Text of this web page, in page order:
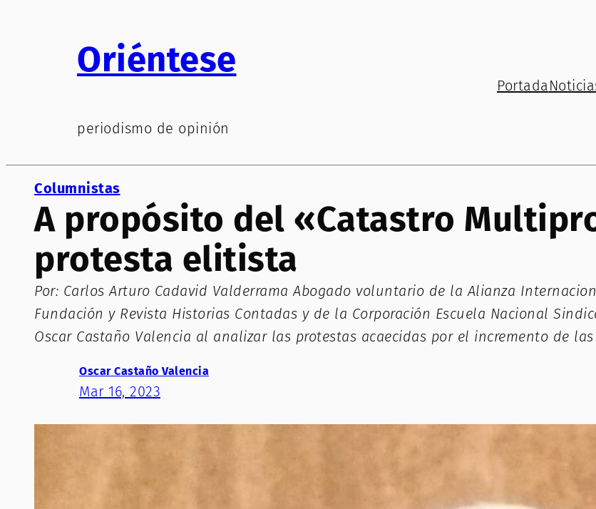
Oriéntese
periodismo de opinión
Portada
Columnistas
A propósito del «Catastro
protesta elitista
Por: Carlos Arturo Cadavid Valderrama Abogado voluntario de la Alianza
Fundación y Revista Historias Contadas y de la Corporación Escuela Nacional
Oscar Castaño Valencia al analizar las protestas acaecidas por el incremento de
Oscar Castaño Valencia
Mar 16, 2023